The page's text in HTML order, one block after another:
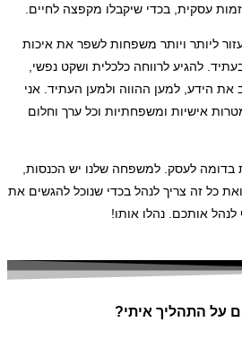
עסקית, בכדי שיקבלו מקפצה לחיים.
ליותר ויותר משפחות לשפר את איכות
להגיע לרווחה כלכלית ושקט נפשי,
הידע, למען ההווה ולמען העתיד. אני
אישיות ומשפחתיות וכל ערך וחלום
בדומה לעסק. למשפחה שלנו יש הכנסות,
כל זה צריך לנהל בכדי שנוכל להגשים את
אותכם. נהלו אותו!
על התהליך איתי?